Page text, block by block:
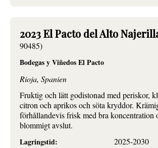
2023 El Pacto del Alto
90485)
Bodegas y Viñedos El Pacto
Rioja, Spanien
Fruktig och lätt godistonad med periskor,
citron och aprikos och söta kryddor.
förhållandevis frisk med bra koncentration
blommigt avslut.
Lagringstid:
2025-2030